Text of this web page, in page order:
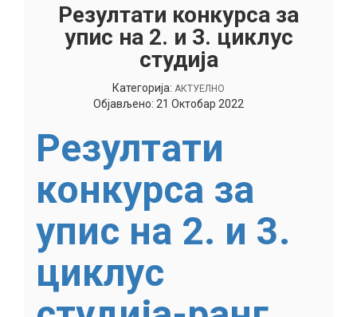
Резултати конкурса за
упис на 2. и 3. циклус
студија
Категорија: АКТУЕЛНО
Објављено: 21 Октобар 2022
Резултати
конкурса за
упис на 2. и 3.
циклус